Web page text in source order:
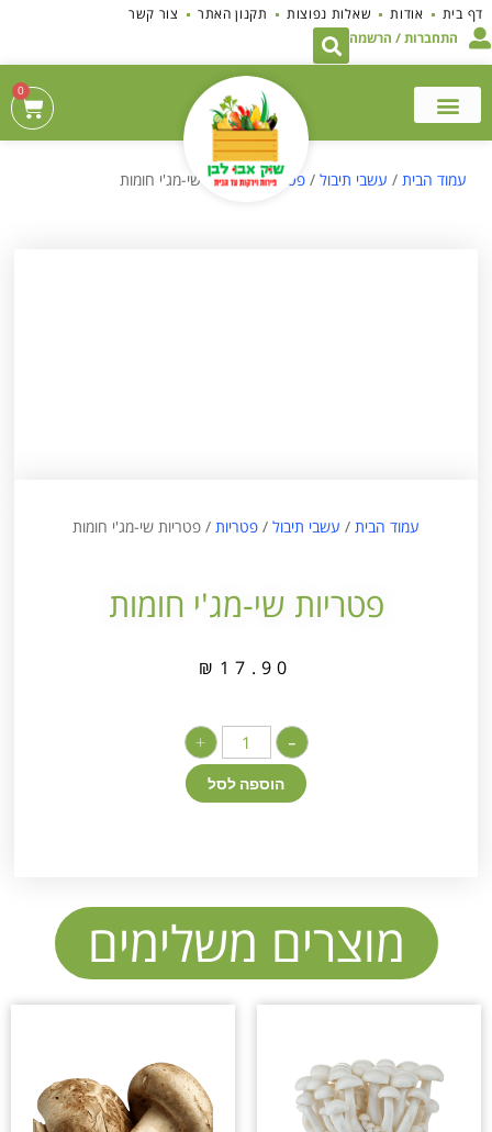
לתוכן
דף בית אודות שאלות נפוצות תקנון האתר
צור קשר
התחברות / הרשמה
0
עמוד הבית / עשבי תיבול /פטריות/ פטריות שי-מג'י חומות
עמוד הבית / עשבי תיבול / פטריות / פטריות שי-מג'י חומות
פטריות שי-מג'י חומות
₪ 17.90
-
+
הוספה לסל
מוצרים משלימים